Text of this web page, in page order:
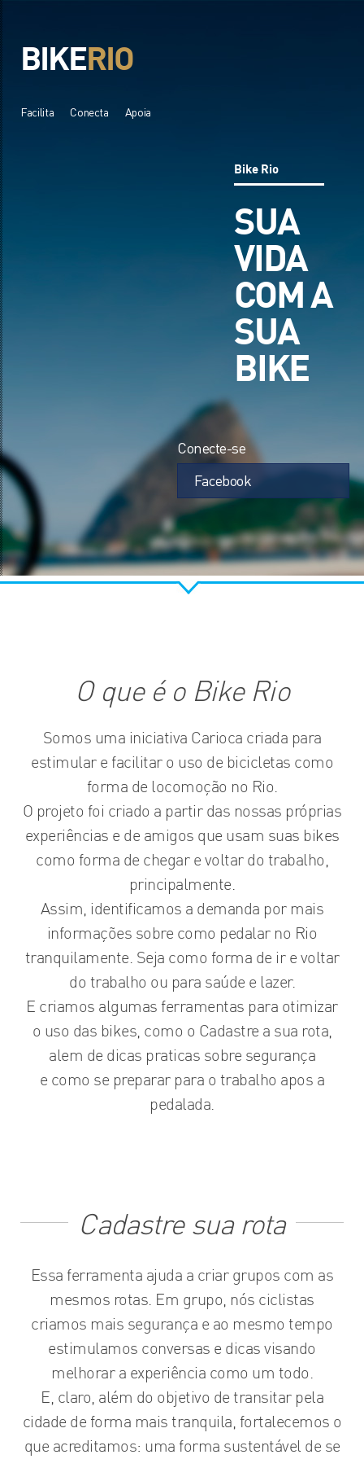
BIKERIO
Facilita Conecta Apoia
Bike Rio
SUA
VIDA
COM A
SUA
BIKE
Conecte-se
Facebook
O que é o Bike Rio
Somos uma iniciativa Carioca criada para
estimular e facilitar o uso de bicicletas como
forma de locomoção no Rio.
O projeto foi criado a partir das nossas próprias
experiências e de amigos que usam suas bikes
como forma de chegar e voltar do trabalho,
principalmente.
Assim, identificamos a demanda por mais
informações sobre como pedalar no Rio
tranquilamente. Seja como forma de ir e voltar
do trabalho ou para saúde e lazer.
E criamos algumas ferramentas para otimizar
o uso das bikes, como o Cadastre a sua rota,
alem de dicas praticas sobre segurança
e como se preparar para o trabalho apos a
pedalada.
Cadastre sua rota
Essa ferramenta ajuda a criar grupos com as
mesmos rotas. Em grupo, nós ciclistas
criamos mais segurança e ao mesmo tempo
estimulamos conversas e dicas visando
melhorar a experiência como um todo.
E, claro, além do objetivo de transitar pela
cidade de forma mais tranquila, fortalecemos o
que acreditamos: uma forma sustentável de se